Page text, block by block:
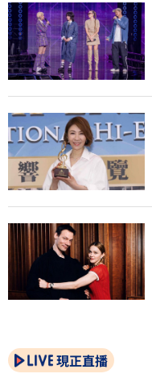
現正直播